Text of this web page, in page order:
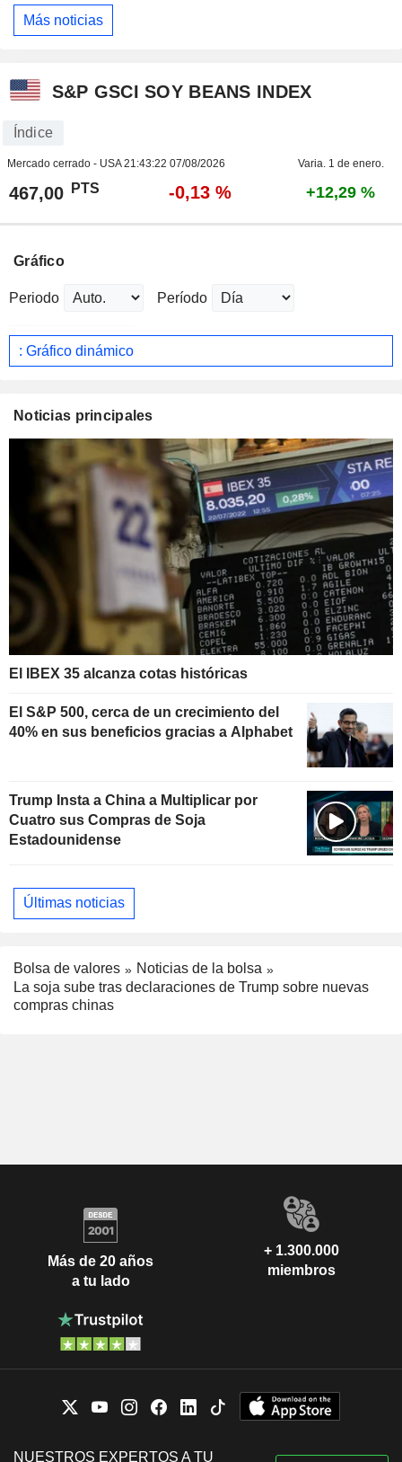
Más noticias
S&P GSCI SOY BEANS INDEX
Índice
Mercado cerrado - USA21:43:22 07/08/2026 Varia. 1 de enero.
467,00 PTS -0,13 % +12,29 %
Gráfico
Periodo Período
: Gráfico dinámico
Noticias principales
El IBEX 35 alcanza cotas históricas
El S&P 500, cerca de un crecimiento del
40% en sus beneficios gracias a Alphabet
Trump Insta a China a Multiplicar por
Cuatro sus Compras de Soja
Estadounidense
Últimas noticias
Bolsa de valores
Noticias de la bolsa
La soja sube tras declaraciones de Trump sobre nuevas
compras chinas
Más de 20 años
a tu lado
+ 1.300.000
miembros
NUESTROS EXPERTOS A TU